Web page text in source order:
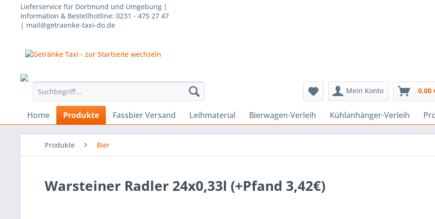
Lieferservice für Dortmund und Umgebung |
Information & Bestellhotline: 0231 - 475 27 47
| mail@getraenke-taxi-do.de
Mein Konto 0,00
Home Produkte Fassbier Versand Leihmaterial Bierwagen-Verleih Kühlanhänger-Verleih
Produkte Bier
Warsteiner Radler 24x0,33l (+Pfand 3,42€)